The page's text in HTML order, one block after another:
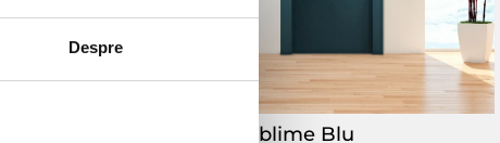
Despre
Sublime Blu